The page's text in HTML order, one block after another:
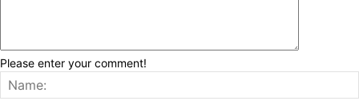
Please enter your comment!